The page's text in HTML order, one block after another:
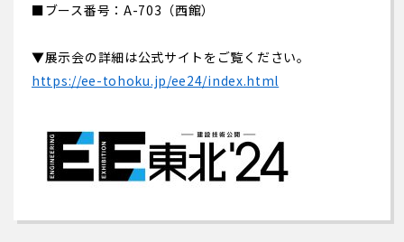
■ブース番号：A-703（西館）
▼展示会の詳細は公式サイトをご覧ください。
https://ee-tohoku.jp/ee24/index.html